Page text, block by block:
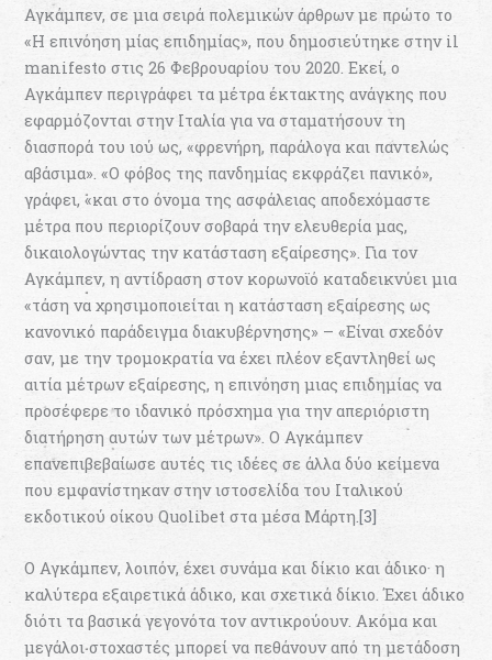
Αγκάμπεν, σε μια σειρά πολεμικών άρθρων με πρώτο το
«Η επινόηση μίας επιδημίας», που δημοσιεύτηκε στην il
manifesto στις 26 Φεβρουαρίου του 2020. Εκεί, ο
Αγκάμπεν περιγράφει τα μέτρα έκτακτης ανάγκης που
εφαρμόζονται στην Ιταλία για να σταματήσουν τη
διασπορά του ιού ως, «φρενήρη, παράλογα και παντελώς
αβάσιμα». «O φόβος της πανδημίας εκφράζει πανικό»,
γράφει, «και στο όνομα της ασφάλειας αποδεχόμαστε
μέτρα που περιορίζουν σοβαρά την ελευθερία μας,
δικαιολογώντας την κατάσταση εξαίρεσης». Για τον
Αγκάμπεν, η αντίδραση στον κορωνοϊό καταδεικνύει μια
«τάση να χρησιμοποιείται η κατάσταση εξαίρεσης ως
κανονικό παράδειγμα διακυβέρνησης» – «Είναι σχεδόν
σαν, με την τρομοκρατία να έχει πλέον εξαντληθεί ως
αιτία μέτρων εξαίρεσης, η επινόηση μιας επιδημίας να
προσέφερε το ιδανικό πρόσχημα για την απεριόριστη
διατήρηση αυτών των μέτρων». O Αγκάμπεν
επανεπιβεβαίωσε αυτές τις ιδέες σε άλλα δύο κείμενα
που εμφανίστηκαν στην ιστοσελίδα του Ιταλικού
εκδοτικού οίκου Quolibet στα μέσα Μάρτη.[3]
Ο Αγκάμπεν, λοιπόν, έχει συνάμα και δίκιο και άδικο· η
καλύτερα εξαιρετικά άδικο, και σχετικά δίκιο. Έχει άδικο
διότι τα βασικά γεγονότα τον αντικρούουν. Ακόμα και
μεγάλοι στοχαστές μπορεί να πεθάνουν από τη μετάδοση